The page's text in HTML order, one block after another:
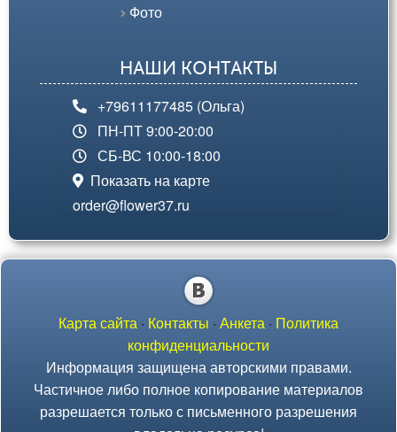
Фото
НАШИ КОНТАКТЫ
+79611177485 (Ольга)
ПН-ПТ 9:00-20:00
СБ-ВС 10:00-18:00
Показать на карте
order@flower37.ru
Карта сайта · Контакты · Анкета · Политика
конфиденциальности
Информация защищена авторскими правами.
Частичное либо полное копирование материалов
разрешается только с письменного разрешения